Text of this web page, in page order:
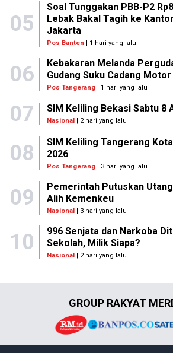
05
Soal Tunggakan PBB-P2
Lebak Bakal Tagih ke
Jakarta
Pos Banten | 1 hari yang lalu
06
Kebakaran Melanda
Gudang Suku Cadang
Pos Tangerang| 1 hari yang lalu
07 SIM Keliling Bekasi Sabtu 8
Nasional | 2 hari yang lalu
08
SIM Keliling Tangerang
2026
Pos Tangerang| 3 hari yang lalu
09
Pemerintah Putuskan
Alih Kemenkeu
Nasional| 3 hari yang lalu
10
996 Senjata dan Narkoba
Sekolah, Milik Siapa?
Nasional| 2 hari yang lalu
GROUP RAKYAT